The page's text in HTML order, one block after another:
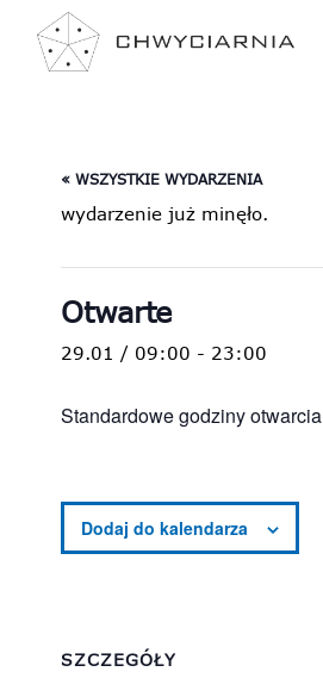
« WSZYSTKIE WYDARZENIA
wydarzenie już minęło.
Otwarte
29.01 / 09:00 - 23:00
Standardowe godziny otwarcia
SZCZEGÓŁY